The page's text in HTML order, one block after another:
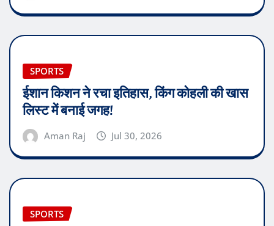
SPORTS
ईशान किशन ने रचा इतिहास, किंग कोहली की खास
लिस्ट में बनाई जगह!
Aman Raj Jul 30, 2026
SPORTS